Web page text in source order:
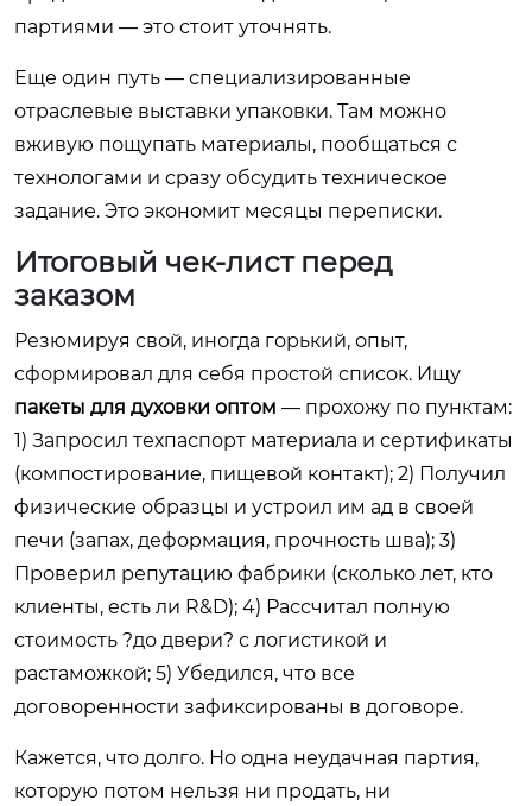
партиями — это стоит уточнять.
Еще один путь — специализированные
отраслевые выставки упаковки. Там можно
вживую пощупать материалы, пообщаться с
технологами и сразу обсудить техническое
задание. Это экономит месяцы переписки.
Итоговый чек-лист перед
заказом
Резюмируя свой, иногда горький, опыт,
сформировал для себя простой список. Ищу
пакеты для духовки оптом — прохожу по пунктам:
1) Запросил техпаспорт материала и сертификаты
(компостирование, пищевой контакт); 2) Получил
физические образцы и устроил им ад в своей
печи (запах, деформация, прочность шва); 3)
Проверил репутацию фабрики (сколько лет, кто
клиенты, есть ли R&D); 4) Рассчитал полную
стоимость ?до двери? с логистикой и
растаможкой; 5) Убедился, что все
договоренности зафиксированы в договоре.
Кажется, что долго. Но одна неудачная партия,
которую потом нельзя ни продать, ни